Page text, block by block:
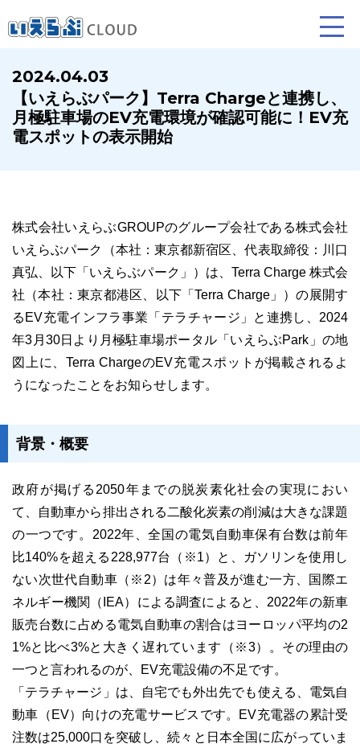
賃貸仲介
業務向け機能
売買仲介
業務向け機能
賃貸管理
ホームページ制作について プラン紹介･制作の流れ
ニュース一覧 お役立ちブログ 資料ダウンロード
特長 サービス一覧
2024.04.03
【いえらぶパーク】Terra Chargeと連携し、
月極駐車場のEV充電環境が確認可能に！EV充
電スポットの表示開始
株式会社いえらぶGROUPのグループ会社である株式会社
いえらぶパーク（本社：東京都新宿区、代表取締役：川口
真弘、以下「いえらぶパーク」）は、Terra Charge 株式会
社（本社：東京都港区、以下「Terra Charge」）の展開す
るEV充電インフラ事業「テラチャージ」と連携し、2024
年3月30日より月極駐車場ポータル「いえらぶPark」の地
図上に、Terra ChargeのEV充電スポットが掲載されるよ
うになったことをお知らせします。
背景・概要
政府が掲げる2050年までの脱炭素化社会の実現におい
て、自動車から排出される二酸化炭素の削減は大きな課題
の一つです。2022年、全国の電気自動車保有台数は前年
比140%を超える228,977台（※1）と、ガソリンを使用し
ない次世代自動車（※2）は年々普及が進む一方、国際エ
ネルギー機関（IEA）による調査によると、2022年の新車
販売台数に占める電気自動車の割合はヨーロッパ平均の2
1%と比べ3%と大きく遅れています（※3）。その理由の
一つと言われるのが、EV充電設備の不足です。
「テラチャージ」は、自宅でも外出先でも使える、電気自
動車（EV）向けの充電サービスです。EV充電器の累計受
注数は25,000口を突破し、続々と日本全国に広がっていま